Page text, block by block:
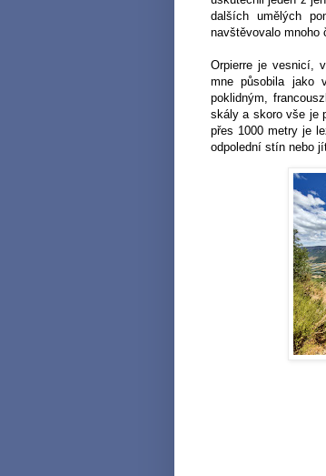
dalších umělých
navštěvovalo mnoho
Orpierre je vesnicí,
mne působila jako
poklidným,
skály a skoro vše je
přes 1000 metry je
odpolední stín nebo